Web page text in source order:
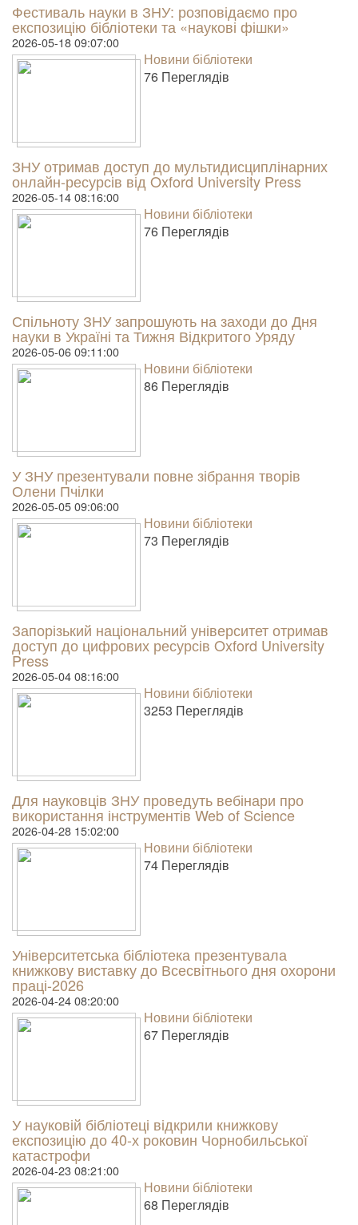
Фестиваль науки в ЗНУ: розповідаємо про
експозицію бібліотеки та «наукові фішки»
2026-05-18 09:07:00
Новини бібліотеки
76 Пере­гля­дів
ЗНУ отримав доступ до мультидисциплінарних
онлайн-ресурсів від Oxford University Press
2026-05-14 08:16:00
Новини бібліотеки
76 Пере­гля­дів
Спільноту ЗНУ запрошують на заходи до Дня
науки в Україні та Тижня Відкритого Уряду
2026-05-06 09:11:00
Новини бібліотеки
86 Пере­гля­дів
У ЗНУ презентували повне зібрання творів
Олени Пчілки
2026-05-05 09:06:00
Новини бібліотеки
73 Пере­гля­дів
Запорізький національний університет отримав
доступ до цифрових ресурсів Oxford University
Press
2026-05-04 08:16:00
Новини бібліотеки
3253 Пере­гля­дів
Для науковців ЗНУ проведуть вебінари про
використання інструментів Web of Science
2026-04-28 15:02:00
Новини бібліотеки
74 Пере­гля­дів
Університетська бібліотека презентувала
книжкову виставку до Всесвітнього дня охорони
праці-2026
2026-04-24 08:20:00
Новини бібліотеки
67 Пере­гля­дів
У науковій бібліотеці відкрили книжкову
експозицію до 40-х роковин Чорнобильської
катастрофи
2026-04-23 08:21:00
Новини бібліотеки
68 Пере­гля­дів